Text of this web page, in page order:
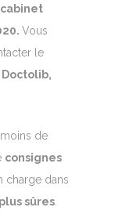
Vous
le
Doctolib,
de
consignes
charge dans
sûres